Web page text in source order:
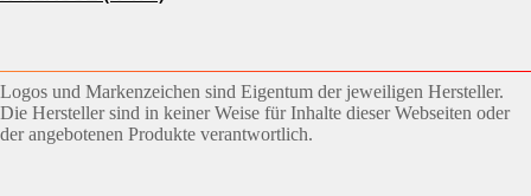
Logos und Markenzeichen sind Eigentum der jeweiligen Hersteller.
Die Hersteller sind in keiner Weise für Inhalte dieser Webseiten oder
der angebotenen Produkte verantwortlich.